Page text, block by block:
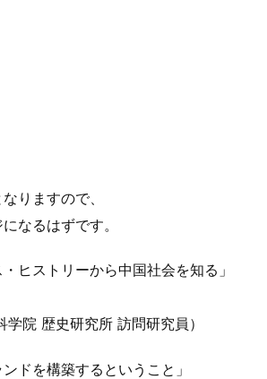
りますので、
なるはずです。
ヒストリーから中国社会を知る」
歴史研究所 訪問研究員）
ドを構築するということ」